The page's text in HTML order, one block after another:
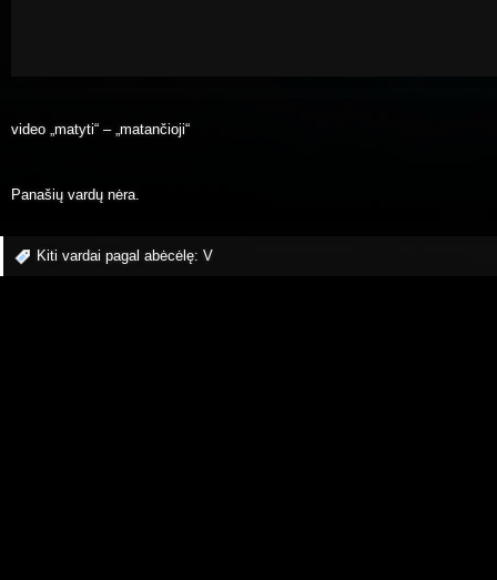
video „matyti“ – „matančioji“
Panašių vardų nėra.
Kiti vardai pagal abėcėlę: V